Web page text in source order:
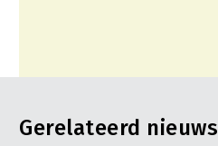
Gerelateerd nieuws